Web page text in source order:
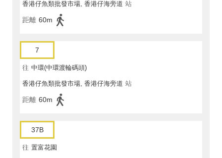
香港仔魚類批發市場, 香港仔海旁道 站
距離 60m
7
往 中環(中環渡輪碼頭)
香港仔魚類批發市場, 香港仔海旁道 站
距離 60m
37B
往 置富花園